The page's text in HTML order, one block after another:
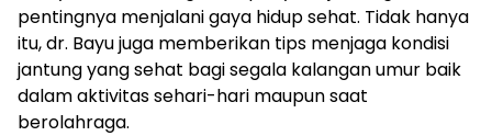
pentingnya menjalani gaya hidup sehat. Tidak hanya
itu, dr. Bayu juga memberikan tips menjaga kondisi
jantung yang sehat bagi segala kalangan umur baik
dalam aktivitas sehari-hari maupun saat
berolahraga.